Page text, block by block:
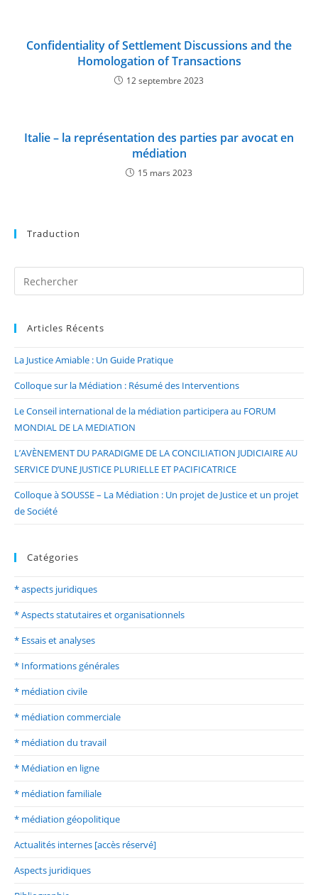
Confidentiality of Settlement Discussions and the
Homologation of Transactions
12 septembre 2023
Italie – la représentation des parties par avocat en
médiation
15 mars 2023
Traduction
Articles Récents
La Justice Amiable : Un Guide Pratique
Colloque sur la Médiation : Résumé des Interventions
Le Conseil international de la médiation participera au FORUM
MONDIAL DE LA MEDIATION
L’AVÈNEMENT DU PARADIGME DE LA CONCILIATION JUDICIAIRE AU
SERVICE D’UNE JUSTICE PLURIELLE ET PACIFICATRICE
Colloque à SOUSSE – La Médiation : Un projet de Justice et un projet
de Société
Catégories
* aspects juridiques
* Aspects statutaires et organisationnels
* Essais et analyses
* Informations générales
* médiation civile
* médiation commerciale
* médiation du travail
* Médiation en ligne
* médiation familiale
* médiation géopolitique
Actualités internes [accès réservé]
Aspects juridiques